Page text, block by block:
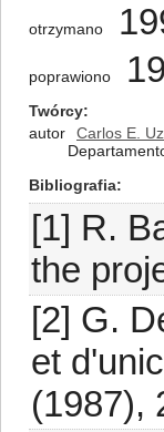
otrzymano
poprawiono
Twórcy
autor
Carlos E.
Bibliografia
[1] R.
the
[2] G.
et
(1987),